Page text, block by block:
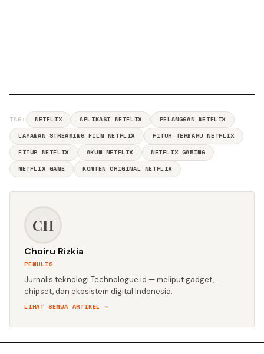
TAG: NETFLIX APLIKASI NETFLIX
PELANGGAN NETFLIX
LAYANAN STREAMING FILM NETFLIX
FITUR TERBARU NETFLIX
FITUR NETFLIX
AKUN NETFLIX
NETFLIX GAMING
NETFLIX GAME
KONTEN ORIGINAL NETFLIX
CH
Choiru Rizkia
PENULIS
Jurnalis teknologi Technologue.id — meliput gadget,
chipset, dan ekosistem digital Indonesia.
LIHAT SEMUA ARTIKEL →